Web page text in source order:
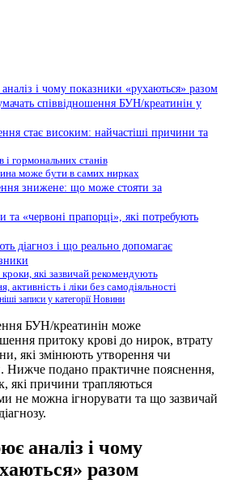
і чому показники «рухаються» разом
співвідношення БУН/креатинін у
стає високим: найчастіші причини та
і гормональних станів
може бути в самих нирках
знижене: що може стояти за
«червоні прапорці», які потребують
діагноз і що реально допомагає
які зазвичай рекомендують
активність і ліки без самодіяльності
записи у категорії Новини
БУН/креатинін може
притоку крові до нирок, втрату
які змінюють утворення чи
Нижче подано практичне пояснення,
які причини трапляються
не можна ігнорувати та що зазвичай
аналіз і чому
разом